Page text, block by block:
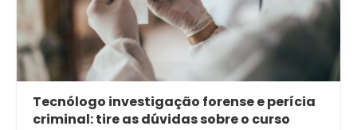
Tecnólogo investigação forense e perícia
criminal: tire as dúvidas sobre o curso